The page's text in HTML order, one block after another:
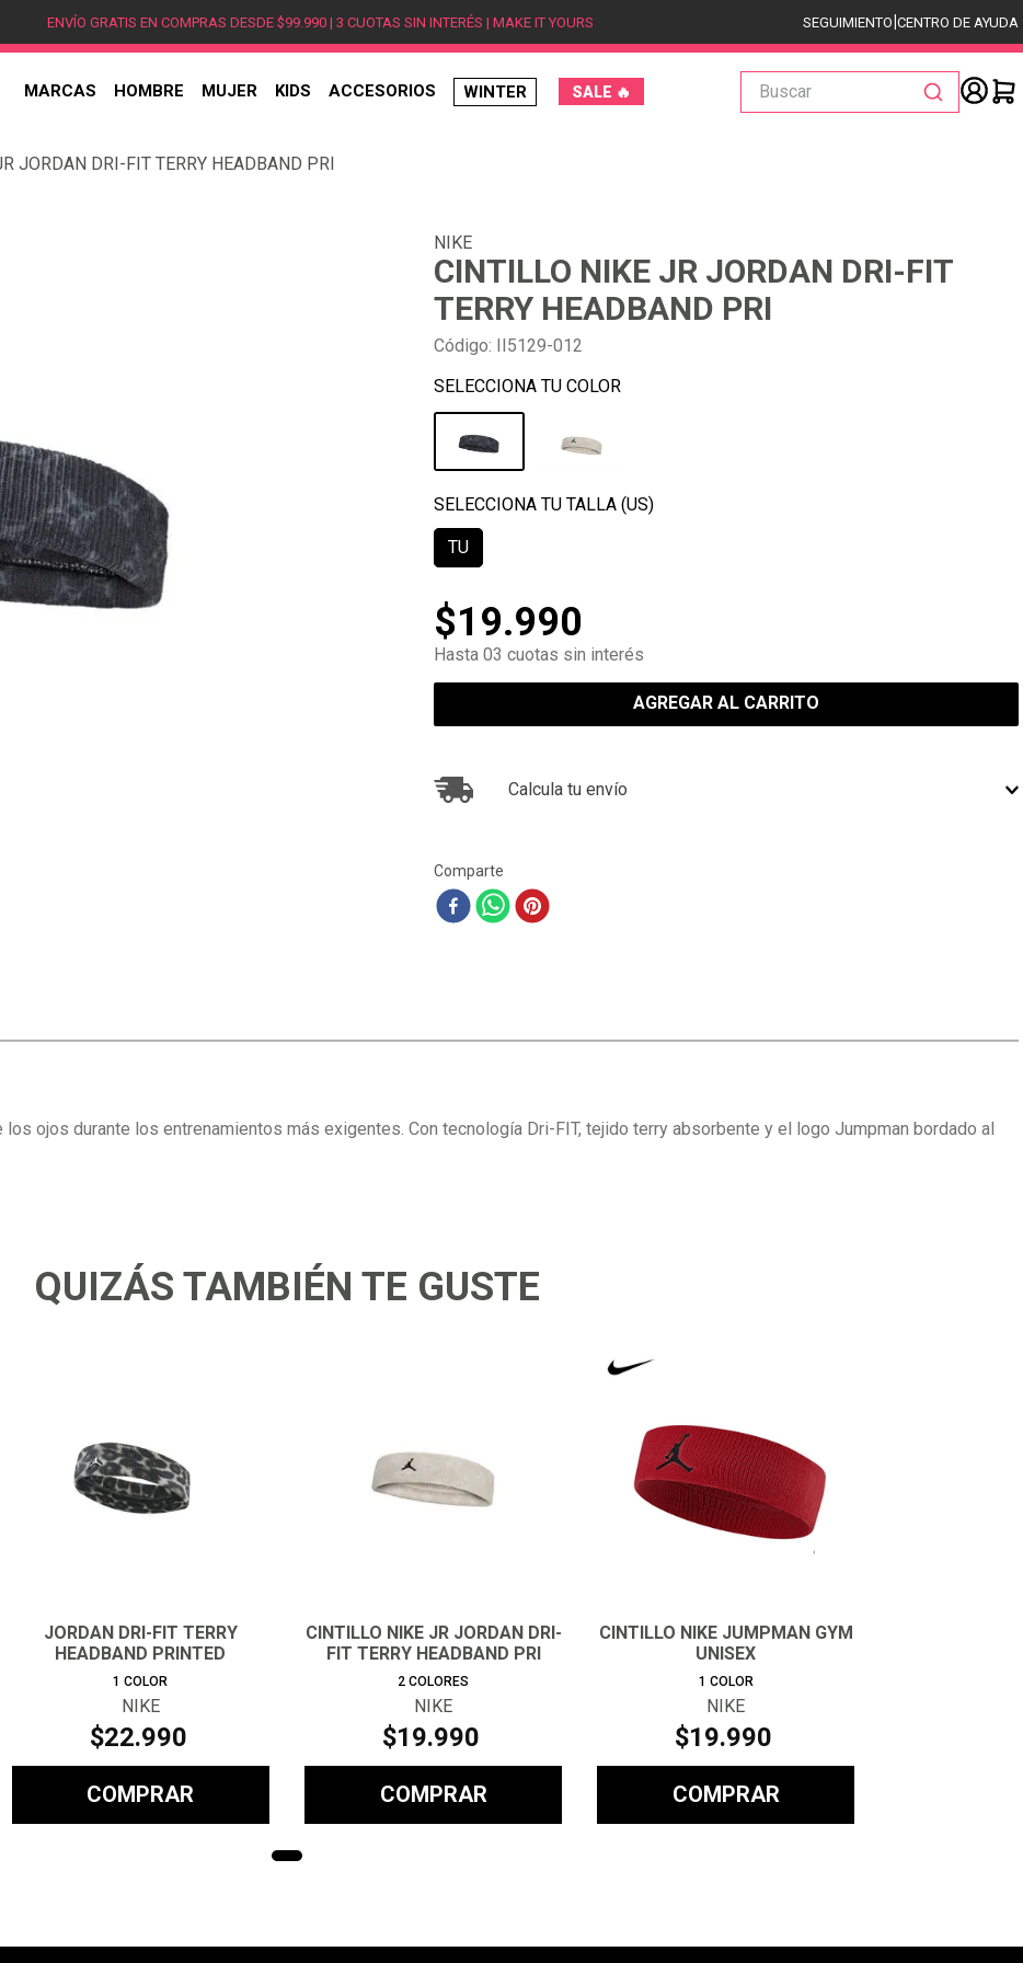
ENVÍO GRATIS EN COMPRAS DESDE $99.990 | 3 CUOTAS SIN INTERÉS | MAKE IT YOURS SEGUIMIENTO|CENTRO DE AYUDA
MARCAS HOMBRE MUJER KIDS ACCESORIOS WINTER SALE 🔥
Buscar
JORDAN DRI-FIT TERRY HEADBAND PRI
NIKE
CINTILLO NIKE JR JORDAN DRI-FIT
TERRY HEADBAND PRI
Código: II5129-012
TU
$19.990
Hasta 03 cuotas sin interés
AGREGAR AL CARRITO
Calcula tu envío
Comparte
ojos durante los entrenamientos más exigentes. Con tecnología Dri-FIT, tejido terry absorbente y el logo Jumpman bordado al
QUIZÁS TAMBIÉN TE GUSTE
JORDAN DRI-FIT TERRY
HEADBAND PRINTED
1 COLOR
NIKE
$22.990
COMPRAR
CINTILLO NIKE JR JORDAN DRI-
FIT TERRY HEADBAND PRI
2 COLORES
NIKE
$19.990
COMPRAR
CINTILLO NIKE JUMPMAN GYM
UNISEX
1 COLOR
NIKE
$19.990
COMPRAR
1.
hombre